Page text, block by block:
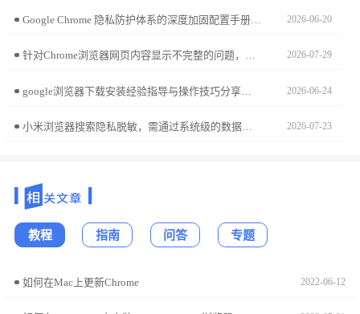
Google Chrome 隐私防护体系的深度加固配置手册。从拦截跨站点跟踪逻辑、物理粉碎交互痕迹及配置高等级沙箱准入准则，为您构建严密的数字办公数据隐私防御防火墙。 2026-06-20
针对Chrome浏览器网页内容显示不完整的问题，提供多种实用修复技巧，包括缓存清理、页面刷新及插件排查。 2026-07-29
google浏览器下载安装经验指导与操作技巧分享，用户可快速掌握关键步骤，提高浏览器安装效率与稳定性。 2026-06-24
小米浏览器搜索隐私脱敏，需通过系统级的数据协同处理才能实现自动清洗。本文解析了脱敏逻辑与系统定时任务的联动机制，并指导您手动触发全量隐私轨迹的深度清洗，确保浏览记录始终保持脱敏状态。 2026-07-23
教程 指南 问答 专题
如何在Mac上更新Chrome 2022-06-12